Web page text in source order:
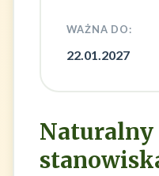
WAŻNA DO:
22.01.2027
Naturalny